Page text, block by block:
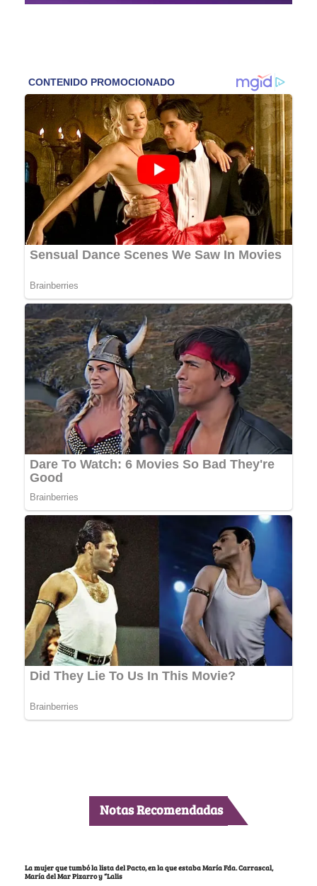
Notas Recomendadas
La mujer que tumbó la lista del Pacto, en la que estaba María Fda. Carrascal,
María del Mar Pizarro y “Lalis